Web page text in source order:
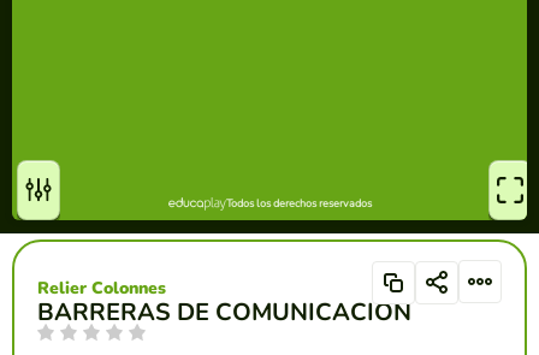
BARRERAS DE COMUNICACIÓN
Relier Colonnes